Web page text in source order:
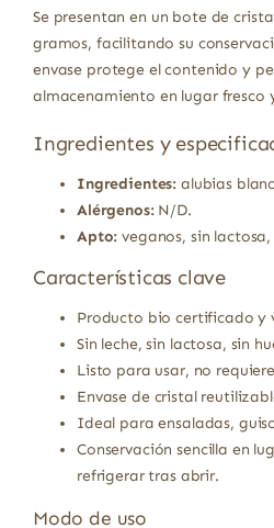
Se presentan en un bote de
gramos, facilitando su
envase protege el contenido y
almacenamiento en lugar fresco
Ingredientes y
Ingredientes: alubias
Alérgenos:N/D.
Apto: veganos, sin
Características clave
Producto bio certificado y
Sin leche, sin lactosa, sin
Listo para usar, no
Envase de cristal
Ideal para ensaladas,
Conservación sencilla en
refrigerar tras abrir.
Modo de uso